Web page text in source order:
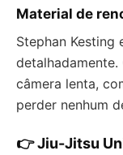
Material de
Stephan Kesting
câmera lenta,
perder nenhum
👉 Jiu-Jitsu